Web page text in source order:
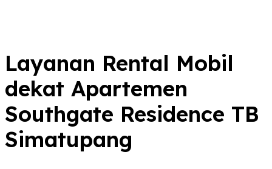
Layanan Rental Mobil
dekat Apartemen
Southgate Residence TB
Simatupang